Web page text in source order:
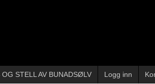
OG STELL AV BUNADSØLV Logg inn